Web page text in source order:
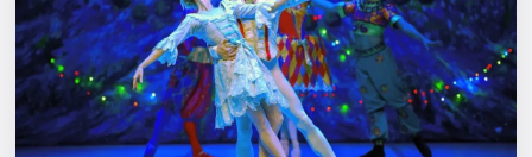
События
Города